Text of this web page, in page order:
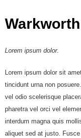
Warkworth
Lorem ipsum dolor.
Lorem ipsum dolor sit
tincidunt urna non
vel odio scelerisque
pharetra vel orci vel
interdum magna quis
aliquet sed at justo.